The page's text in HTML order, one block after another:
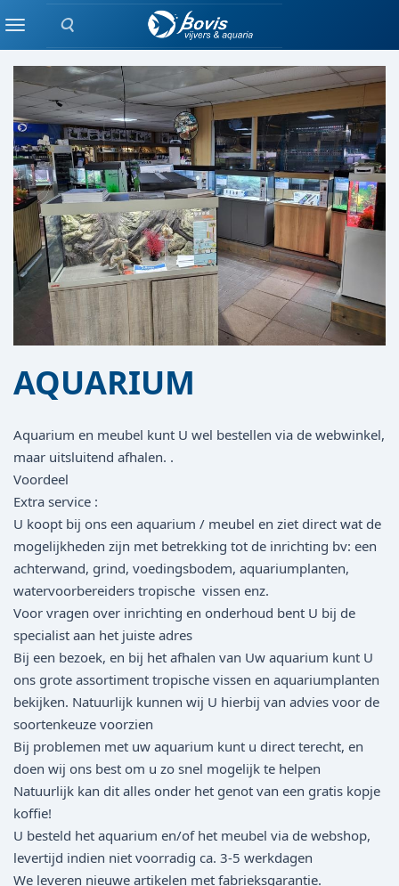
Zoeken
MenuAQUARIUM AFDELING
AQUARIUM
Aquarium en meubel kunt U wel bestellen via de webwinkel,
maar uitsluitend afhalen. .
Voordeel
Extra service :
U koopt bij ons een aquarium / meubel en ziet direct wat de
mogelijkheden zijn met betrekking tot de inrichting bv: een
achterwand, grind, voedingsbodem, aquariumplanten,
watervoorbereiders tropische vissen enz.
Voor vragen over inrichting en onderhoud bent U bij de
specialist aan het juiste adres
Bij een bezoek, en bij het afhalen van Uw aquarium kunt U
ons grote assortiment tropische vissen en aquariumplanten
bekijken. Natuurlijk kunnen wij U hierbij van advies voor de
soortenkeuze voorzien
Bij problemen met uw aquarium kunt u direct terecht, en
doen wij ons best om u zo snel mogelijk te helpen
Natuurlijk kan dit alles onder het genot van een gratis kopje
koffie!
U besteld het aquarium en/of het meubel via de webshop,
levertijd indien niet voorradig ca. 3-5 werkdagen
We leveren nieuwe artikelen met fabrieksgarantie.